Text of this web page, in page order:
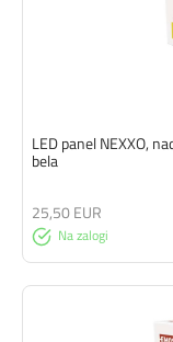
LED panel NEXXO,
bela
Na zalogi
25,50 EUR